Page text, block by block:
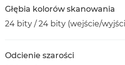
Głębia kolorów skanowania
24 bity / 24 bity (wejście/
Odcienie szarości